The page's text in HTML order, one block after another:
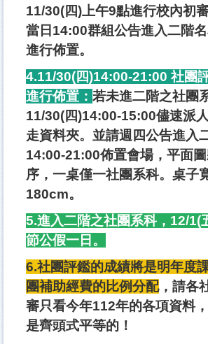
11/30(四)上午9點進行校內初
當日14:00群組公告進入二階
進行佈置。
4.11/30(四)14:00-21:00 社團
進行佈置： 若未進二階之社團
11/30(四)14:00-15:00儘速派
走資料夾。並請週四公告進入
14:00-21:00佈置會場，平面
序，一桌僅一社團系科。桌子
180cm。
5.進入二階之社團系科，12/1(
節公假一日。
6.社團評鑑的成績將是明年度
團補助經費的比例分配，請各
審只看今年112年的各項資料
是齊頭式平等的！